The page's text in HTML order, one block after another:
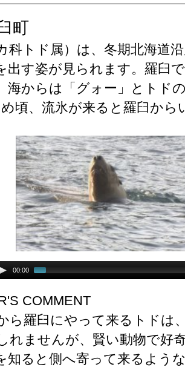
町
科トド属）は、冬期北海道
出す姿が見られます。羅臼
海からは「グォー」とトド
頃、流氷が来ると羅臼か
00:00
COMMENT
ら羅臼にやって来るトドは
れませんが、賢い動物で好
知ると側へ寄って来るよう